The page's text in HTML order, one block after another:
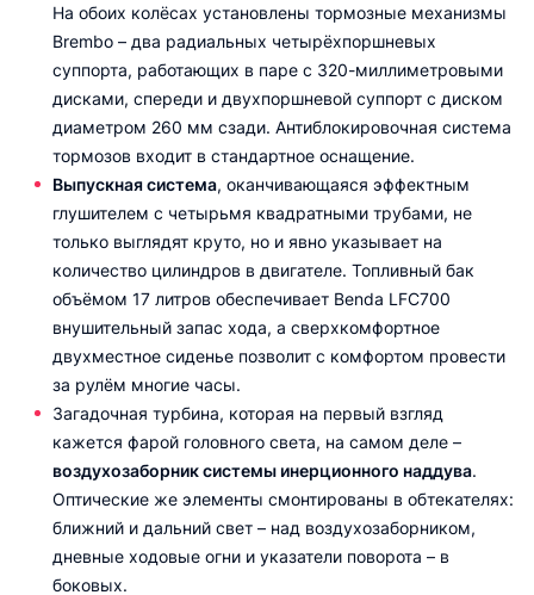
На обоих колёсах установлены тормозные механизмы
Brembo – два радиальных четырёхпоршневых
суппорта, работающих в паре с 320-миллиметровыми
дисками, спереди и двухпоршневой суппорт с диском
диаметром 260 мм сзади. Антиблокировочная система
тормозов входит в стандартное оснащение.
Выпускная система, оканчивающаяся эффектным
глушителем с четырьмя квадратными трубами, не
только выглядят круто, но и явно указывает на
количество цилиндров в двигателе. Топливный бак
объёмом 17 литров обеспечивает Benda LFC700
внушительный запас хода, а сверхкомфортное
двухместное сиденье позволит с комфортом провести
за рулём многие часы.
Загадочная турбина, которая на первый взгляд
кажется фарой головного света, на самом деле –
воздухозаборник системы инерционного наддува.
Оптические же элементы смонтированы в обтекателях:
ближний и дальний свет – над воздухозаборником,
дневные ходовые огни и указатели поворота – в
боковых.